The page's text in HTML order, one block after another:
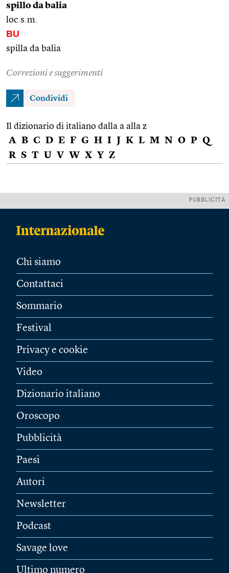
spillo da balia
loc.s.m.
BU
spilla da balia
Correzioni e suggerimenti
Condividi
Il dizionario di italiano dalla a alla z
A B C D E F G H I J K L M N O P Q
R S T U V W X Y Z
PUBBLICITÀ
Chi siamo
Contattaci
Sommario
Festival
Privacy e cookie
Video
Dizionario italiano
Oroscopo
Pubblicità
Paesi
Autori
Newsletter
Podcast
Savage love
Ultimo numero